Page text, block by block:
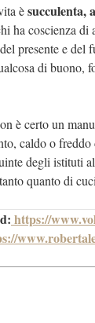
èsucculenta,
ha coscienza di
presente e del
di buono,
è certo un
caldo o
degli istituti
quanto di
https://